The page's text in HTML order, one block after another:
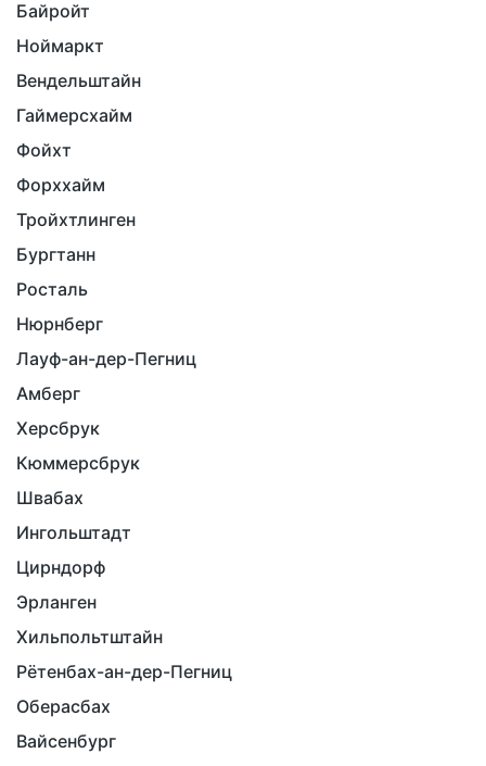
Байройт
Ноймаркт
Вендельштайн
Гаймерсхайм
Фойхт
Форххайм
Тройхтлинген
Бургтанн
Росталь
Нюрнберг
Лауф-ан-дер-Пегниц
Амберг
Херсбрук
Кюммерсбрук
Швабах
Ингольштадт
Цирндорф
Эрланген
Хильпольтштайн
Рётенбах-ан-дер-Пегниц
Оберасбах
Вайсенбург